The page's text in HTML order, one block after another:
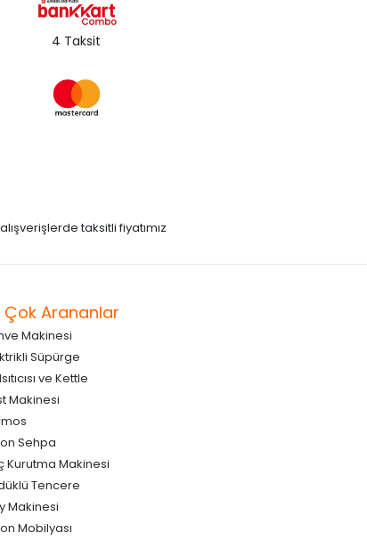
4 Taksit
taksitli fiyatımız
Çok Arananlar
Makinesi
Süpürge
ve Kettle
Makinesi
Sehpa
Kurutma Makinesi
Tencere
Makinesi
Mobilyası